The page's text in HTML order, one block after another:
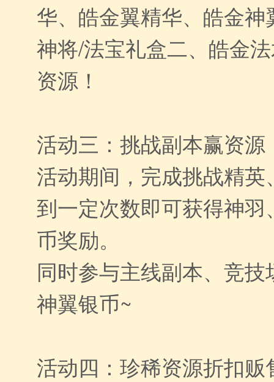
华、皓金翼精华、皓金
神将/法宝礼盒二、皓金
资源！
活动三：挑战副本赢资源
活动期间，完成挑战精
到一定次数即可获得神
币奖励。
同时参与主线副本、竞
神翼银币~
活动四：珍稀资源折扣贩